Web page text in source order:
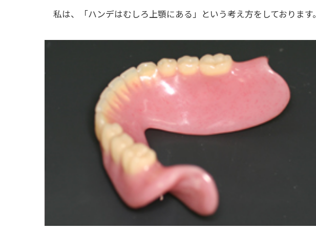
私は、「ハンデはむしろ上顎にある」という考え方をしております。